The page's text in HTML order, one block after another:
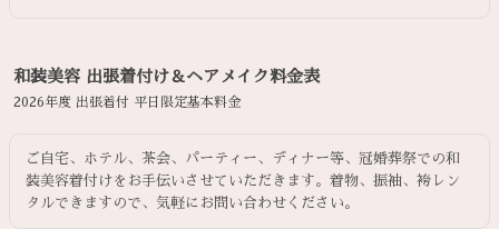
和装美容 出張着付け＆ヘアメイク料金表
2026年度 出張着付 平日限定基本料金
ご自宅、ホテル、茶会、パーティー、ディナー等、冠婚葬祭での和
装美容着付けをお手伝いさせていただきます。着物、振袖、袴レン
タルできますので、気軽にお問い合わせください。